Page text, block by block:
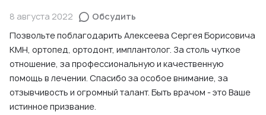
8 августа 2022
Обсудить
Позвольте поблагодарить Алексеева Сергея Борисовича
КМН, ортопед, ортодонт, имплантолог. За столь чуткое
отношение, за профессиональную и качественную
помощь в лечении. Спасибо за особое внимание, за
отзывчивость и огромный талант. Быть врачом - это Ваше
истинное призвание.